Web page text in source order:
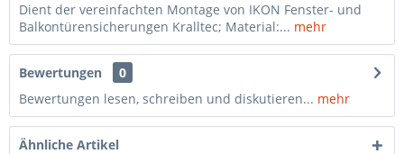
Dient der vereinfachten Montage von IKON Fenster- und
Balkontürensicherungen Kralltec; Material:... mehr
Bewertungen
0
Bewertungen lesen, schreiben und diskutieren... mehr
Ähnliche Artikel